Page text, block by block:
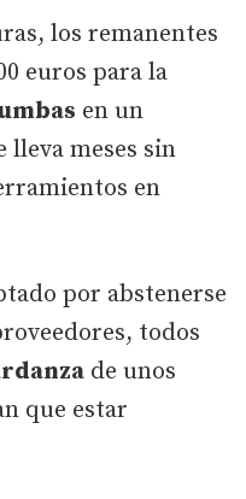
los remanentes
euros para la
en un
meses sin
en
por abstenerse
todos
de unos
que estar